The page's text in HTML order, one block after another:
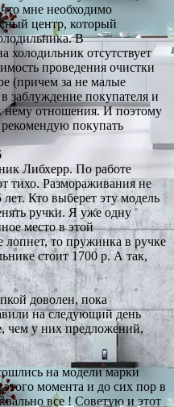
мне необходимо
центр, который
В
холодильник отсутствует
проведения очистки
(причем за не малые
заблуждение покупателя и
нему отношения. И поэтому
покупать
Либхерр. По работе
тихо. Размораживания не
Кто выберет эту модель
ручки. Я уже одну
место в этой
лопнет, то пружинка в ручке
стоит 1700 р. А так,
доволен, пока
на следующий день
чем у них предложений,
на модели марки
этого момента и до сих пор в
все ! Советую и этот